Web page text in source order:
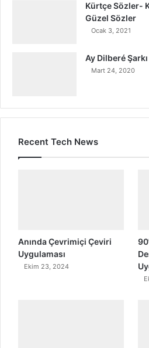
Kürtçe Sözler-
Güzel Sözler
Ocak 3, 2021
Ay Dilberé
Mart 24, 2020
Recent Tech News
Anında Çevrimiçi Çeviri
Uygulaması
Ekim 23, 2024